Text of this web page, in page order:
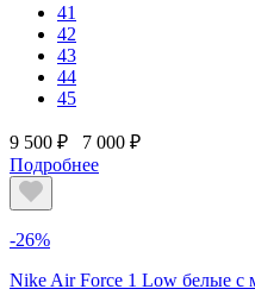
41
42
43
44
45
9 500 ₽
7 000 ₽
Подробнее
-26%
Nike Air Force 1 Low белые с